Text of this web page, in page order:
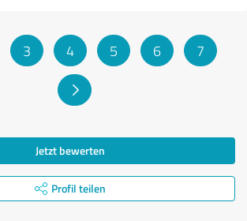
3 4 5 6 7
Jetzt bewerten
Profil teilen